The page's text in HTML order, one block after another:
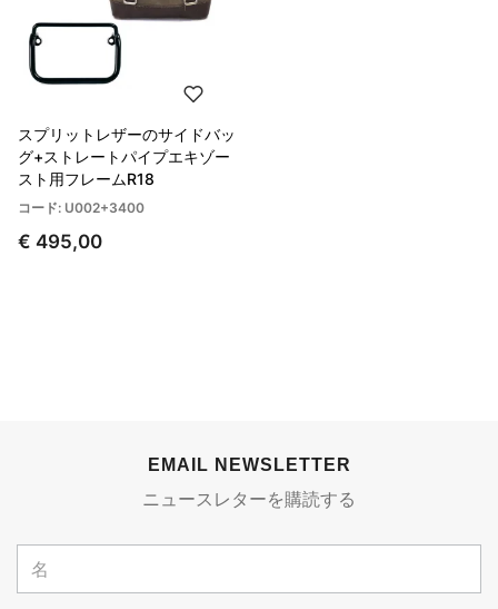
スプリットレザーのサイドバッ
グ+ストレートパイプエキゾー
スト用フレームR18
コード: U002+3400
€ 495,00
EMAIL NEWSLETTER
ニュースレターを購読する